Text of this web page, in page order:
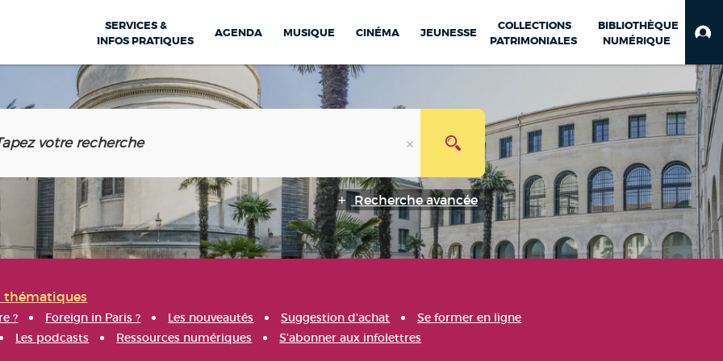
SERVICES &
INFOS PRATIQUES
AGENDA MUSIQUE CINÉMA JEUNESSE
COLLECTIONS
PATRIMONIALES
BIBLIOTHÈQUE
NUMÉRIQUE
Recherche avancée
thématiques
? Foreign in Paris ? Les nouveautés Suggestion d'achat
Se former en ligne
Les podcasts Ressources numériques S'abonner aux infolettres